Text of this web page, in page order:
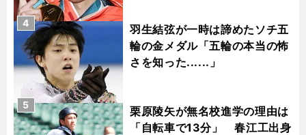
羽生結弦が一時は諦めたソチ五
輪の金メダル「五輪の本当の怖
さを知った......」
4
栗原陵矢が無名校進学の理由は
「自転車で13分」 春江工出身
5